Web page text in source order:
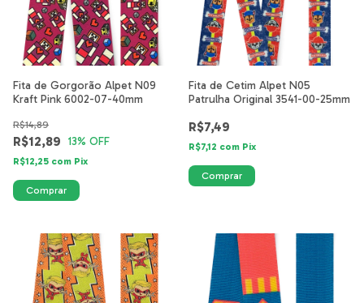
Fita de Gorgorão Alpet N09
Kraft Pink 6002-07-40mm
R$12,89
R$14,89
13% OFF
R$12,25 com Pix
Fita de Cetim Alpet N05
Patrulha Original 3541-00-25mm
R$7,49
R$7,12 com Pix